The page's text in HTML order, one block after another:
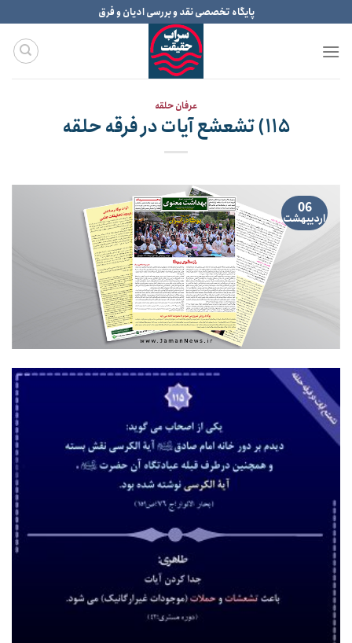
to
content
پایگاه تخصصی نقد و بررسی ادیان و فرق
عرفان حلقه
۱۱۵) تشعشع آیات در فرقه حلقه
06
اردیبهشت